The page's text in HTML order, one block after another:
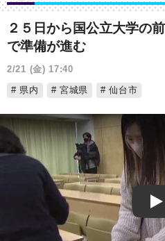
２５日から国公立大学の
で準備が進む
2/21 (金) 17:40
県内
宮城県 仙台市